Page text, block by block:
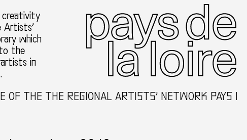
Artists’
which
the
in
THE THE REGIONAL ARTISTS’ NETWORK PAYS